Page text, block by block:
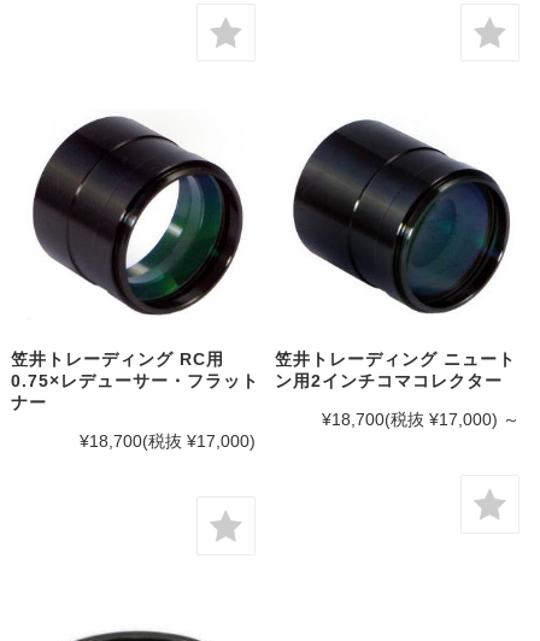
笠井トレーディング RC用
0.75×レデューサー・フラット
ナー
¥18,700(税抜 ¥17,000)
笠井トレーディング ニュート
ン用2インチコマコレクター
¥18,700(税抜 ¥17,000) ～